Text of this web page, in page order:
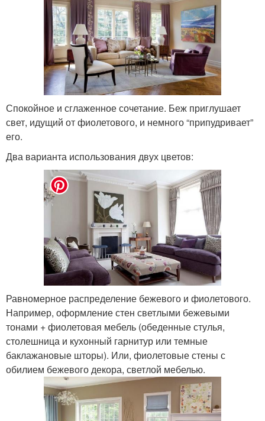
Спокойное и сглаженное сочетание. Беж приглушает
свет, идущий от фиолетового, и немного “припудривает”
его.
Два варианта использования двух цветов:
Равномерное распределение бежевого и фиолетового.
Например, оформление стен светлыми бежевыми
тонами + фиолетовая мебель (обеденные стулья,
столешница и кухонный гарнитур или темные
баклажановые шторы). Или, фиолетовые стены с
обилием бежевого декора, светлой мебелью.